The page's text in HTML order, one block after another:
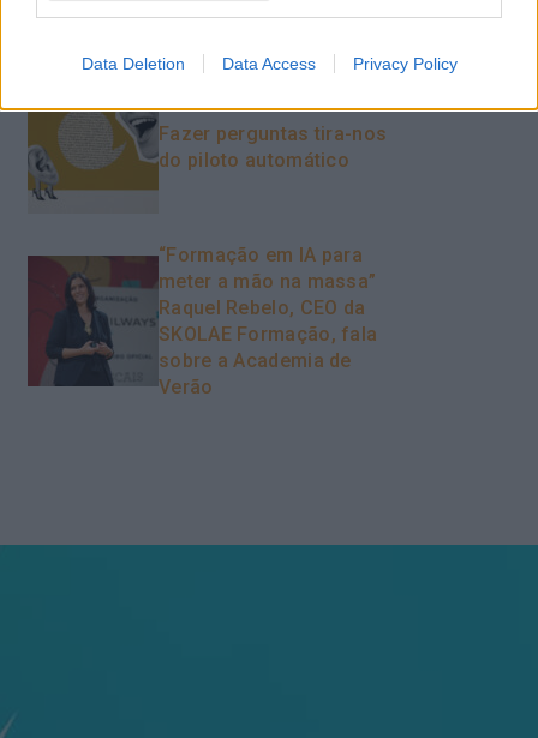
Data Deletion Data Access Privacy Policy
exigem pensamento
Fazer perguntas tira-nos
do piloto automático
“Formação em IA para
meter a mão na massa”
Raquel Rebelo, CEO da
SKOLAE Formação, fala
sobre a Academia de
Verão